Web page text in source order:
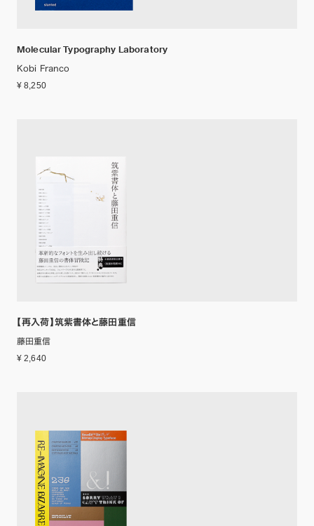
Molecular Typography Laboratory
Kobi Franco
¥ 8,250
【再入荷】筑紫書体と藤田重信
藤田重信
¥ 2,640